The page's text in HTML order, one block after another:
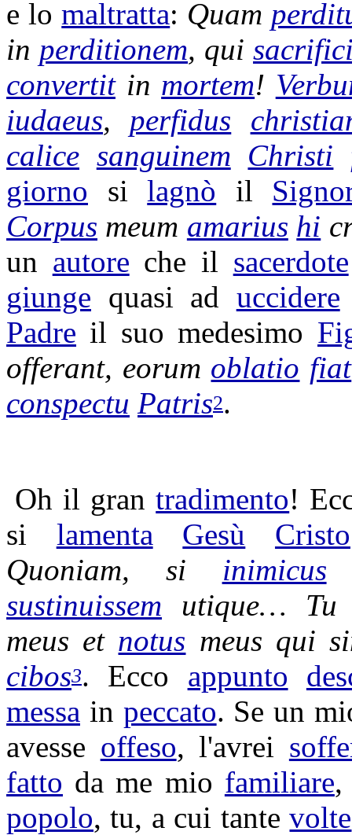
e lomaltratta: Quam
in perditionem, qui
convertitin mortem!
iudaeus, perfidus
calice sanguinem Christi
giorno silagnò il
Corpus meum amarius hi
un autore che il sacerdote
giunge quasi ad uccidere
Padre il suo medesimo
offerant, eorum oblatio fiat
conspectu Patris2.
Oh il grantradimento!
si lamenta Gesù Cristo
Quoniam, si inimicus
sustinuissem utique…
meus et notus meus qui
cibos3. Ecco appunto
messa in peccato. Se un
avesse offeso, l'avrei
fatto da me mio familiare
popolo, tu, a cui tantevolte